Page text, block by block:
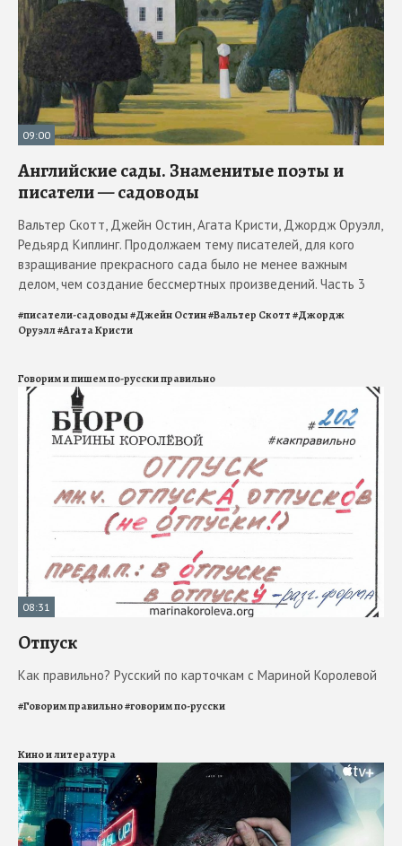
09:00
Английские сады. Знаменитые поэты и
писатели — садоводы
Вальтер Скотт, Джейн Остин, Агата Кристи, Джордж Оруэлл,
Редьярд Киплинг. Продолжаем тему писателей, для кого
взращивание прекрасного сада было не менее важным
делом, чем создание бессмертных произведений. Часть 3
#писатели-садоводы#Джейн Остин#Вальтер Скотт#Джордж
Оруэлл#Агата Кристи
Говорим и пишем по-русски правильно
08:31
Отпуск
Как правильно? Русский по карточкам с Мариной Королевой
#Говорим правильно#говорим по-русски
Кино и литература